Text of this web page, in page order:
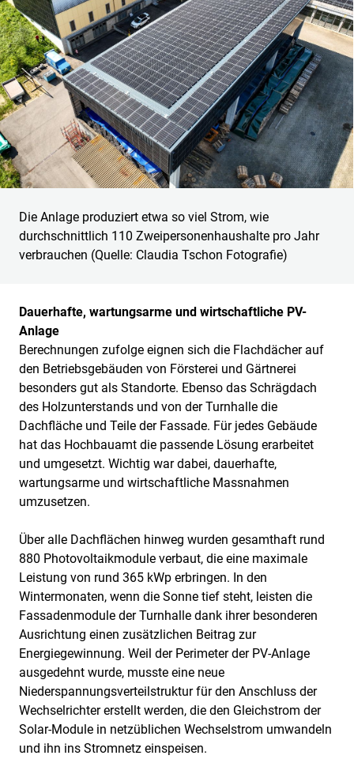
Die Anlage produziert etwa so viel Strom, wie
durchschnittlich 110 Zweipersonenhaushalte pro Jahr
verbrauchen (Quelle: Claudia Tschon Fotografie)
Dauerhafte, wartungsarme und wirtschaftliche PV-
Anlage
Berechnungen zufolge eignen sich die Flachdächer auf
den Betriebsgebäuden von Försterei und Gärtnerei
besonders gut als Standorte. Ebenso das Schrägdach
des Holzunterstands und von der Turnhalle die
Dachfläche und Teile der Fassade. Für jedes Gebäude
hat das Hochbauamt die passende Lösung erarbeitet
und umgesetzt. Wichtig war dabei, dauerhafte,
wartungsarme und wirtschaftliche Massnahmen
umzusetzen.
Über alle Dachflächen hinweg wurden gesamthaft rund
880 Photovoltaikmodule verbaut, die eine maximale
Leistung von rund 365 kWp erbringen. In den
Wintermonaten, wenn die Sonne tief steht, leisten die
Fassadenmodule der Turnhalle dank ihrer besonderen
Ausrichtung einen zusätzlichen Beitrag zur
Energiegewinnung. Weil der Perimeter der PV-Anlage
ausgedehnt wurde, musste eine neue
Niederspannungsverteilstruktur für den Anschluss der
Wechselrichter erstellt werden, die den Gleichstrom der
Solar-Module in netzüblichen Wechselstrom umwandeln
und ihn ins Stromnetz einspeisen.